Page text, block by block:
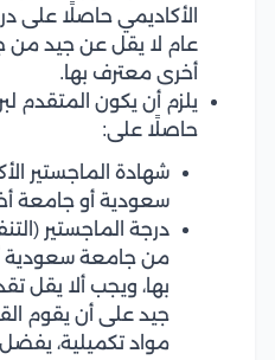
الأكاديمي حاصلًا على
عام لا يقل عن جيد من
أخرى معترف بها.
يلزم أن يكون المتقدم
حاصلًا على:
شهادة الماجستير
سعودية أو جامعة
درجة الماجستير
من جامعة سعودية
بها، ويجب ألا يقل
جيد على أن يقوم
مواد تكميلية،